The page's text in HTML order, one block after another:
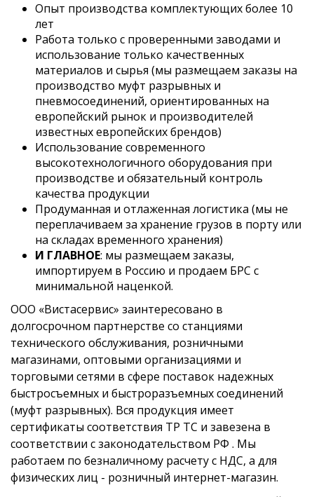
Опыт производства комплектующих более 10
лет
Работа только с проверенными заводами и
использование только качественных
материалов и сырья (мы размещаем заказы на
производство муфт разрывных и
пневмосоединений, ориентированных на
европейский рынок и производителей
известных европейских брендов)
Использование современного
высокотехнологичного оборудования при
производстве и обязательный контроль
качества продукции
Продуманная и отлаженная логистика (мы не
переплачиваем за хранение грузов в порту или
на складах временного хранения)
И ГЛАВНОЕ: мы размещаем заказы,
импортируем в Россию и продаем БРС с
минимальной наценкой.
ООО «Вистасервис» заинтересовано в
долгосрочном партнерстве со станциями
технического обслуживания, розничными
магазинами, оптовыми организациями и
торговыми сетями в сфере поставок надежных
быстросъемных и быстроразъемных соединений
(муфт разрывных). Вся продукция имеет
сертификаты соответствия ТР ТС и завезена в
соответствии с законодательством РФ . Мы
работаем по безналичному расчету с НДС, а для
физических лиц - розничный интернет-магазин.